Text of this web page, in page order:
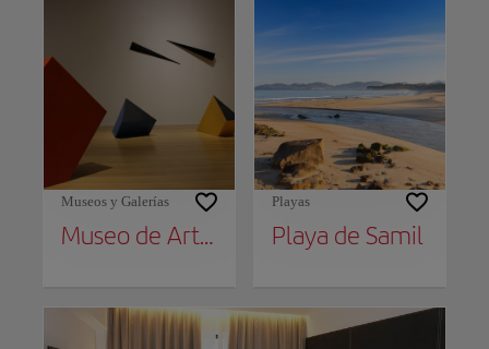
Museos y Galerías
Museo de Arte Contemporáneo
Playas
Playa de Samil